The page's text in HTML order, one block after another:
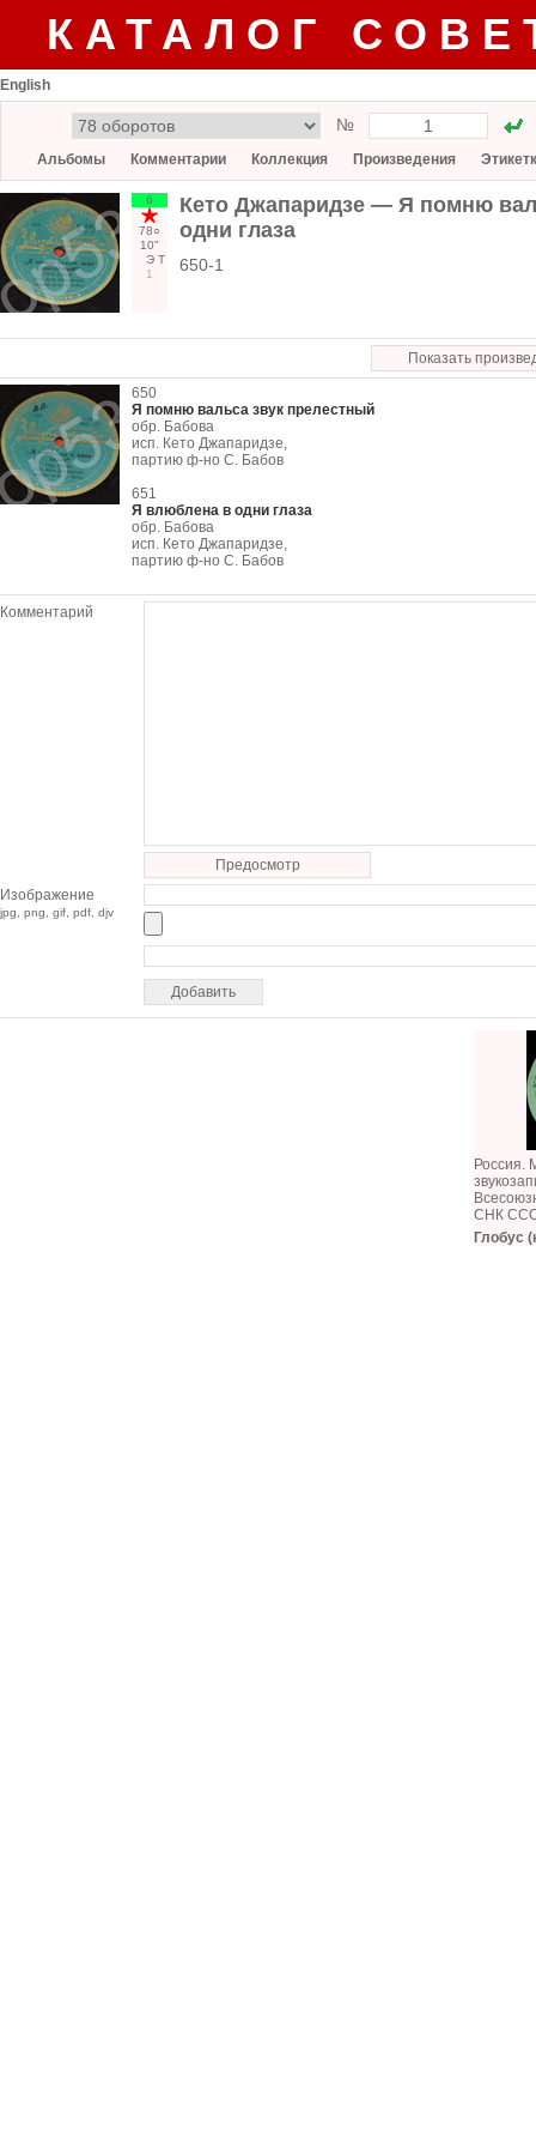
КАТАЛОГ
English
№
Альбомы Комментарии Коллекция Произведения
6
78○
10"
Э Т
1
Кето Джапаридзе — Я помню
одни глаза
650-1
Показать
650
Я помню вальса звук прелестный
обр. Бабова
исп. Кето Джапаридзе,
партию ф-но С. Бабов
651
Я влюблена в одни глаза
обр. Бабова
исп. Кето Джапаридзе,
партию ф-но С. Бабов
Комментарий
Предосмотр
Изображение
jpg, png, gif, pdf, djv
Россия.
СНК
Глобус